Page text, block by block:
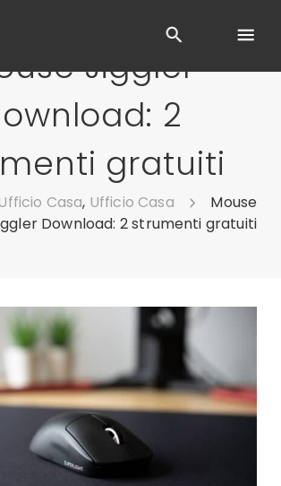
Jiggler
2
gratuiti
Casa, Ufficio Casa
Mouse
Download: 2 strumenti gratuiti